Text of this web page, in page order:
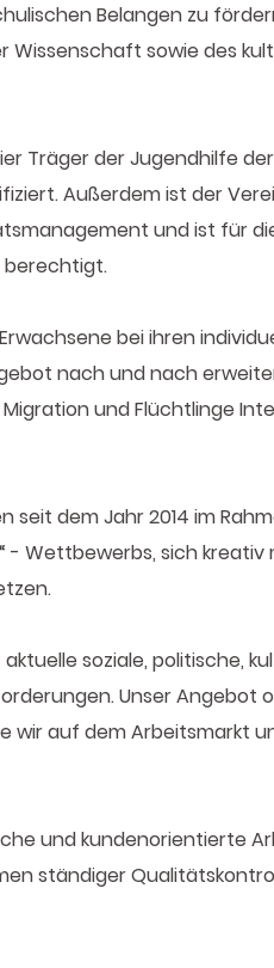
Belangen zu
Wissenschaft sowie des
Träger der Jugendhilfe
Außerdem ist der
und ist für
berechtigt.
bei ihren
nach und nach
und Flüchtlinge
seit dem Jahr 2014 im
- Wettbewerbs, sich kreativ
soziale, politische,
Unser Angebot
wir auf dem Arbeitsmarkt
und kundenorientierte
ständiger